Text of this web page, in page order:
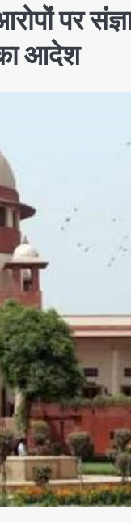
पर
आदेश